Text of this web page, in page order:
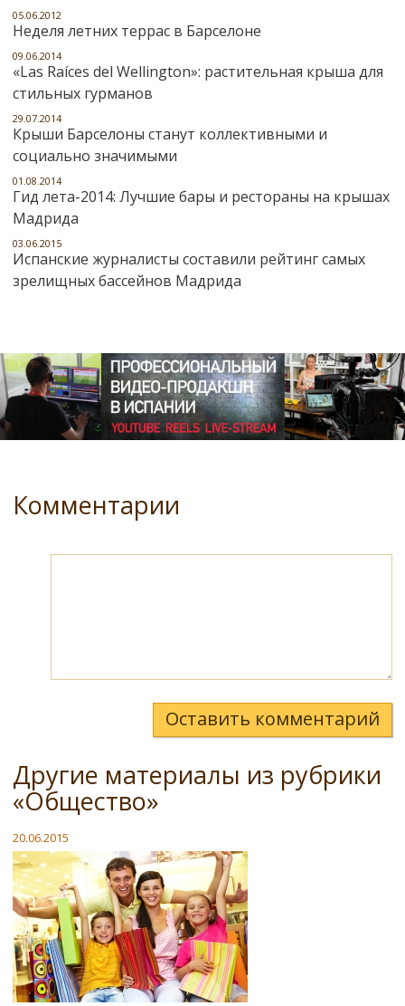
05.06.2012
Неделя летних террас в Барселоне
09.06.2014
«Las Raíces del Wellington»: растительная крыша для
стильных гурманов
29.07.2014
Крыши Барселоны станут коллективными и
социально значимыми
01.08.2014
Гид лета-2014: Лучшие бары и рестораны на крышах
Мадрида
03.06.2015
Испанские журналисты составили рейтинг самых
зрелищных бассейнов Мадрида
Комментарии
Оставить комментарий
Другие материалы из рубрики
«Общество»
20.06.2015